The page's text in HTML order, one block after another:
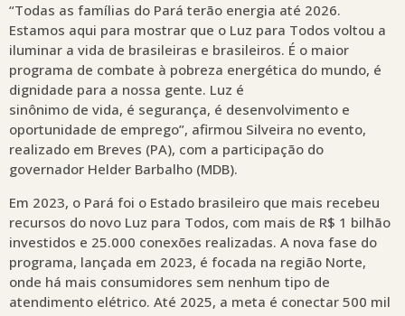
“Todas as famílias do Pará terão energia até 2026.
Estamos aqui para mostrar que o Luz para Todos voltou a
iluminar a vida de brasileiras e brasileiros. É o maior
programa de combate à pobreza energética do mundo, é
dignidade para a nossa gente. Luz é
sinônimo de vida, é segurança, é desenvolvimento e
oportunidade de emprego”, afirmou Silveira no evento,
realizado em Breves (PA), com a participação do
governador Helder Barbalho (MDB).
Em 2023, o Pará foi o Estado brasileiro que mais recebeu
recursos do novo Luz para Todos, com mais de R$ 1 bilhão
investidos e 25.000 conexões realizadas. A nova fase do
programa, lançada em 2023, é focada na região Norte,
onde há mais consumidores sem nenhum tipo de
atendimento elétrico. Até 2025, a meta é conectar 500 mil